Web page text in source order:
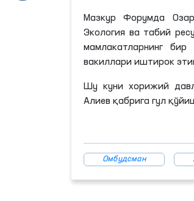
Мазкур Форумда
Экология ва табий
мамлакатларнинг
вакиллари иштирок
Шу куни хорижий
Алиев қабрига гул
Омбудсман